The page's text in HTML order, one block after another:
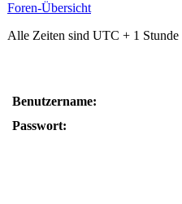
Foren-Übersicht
Alle Zeiten sind UTC + 1 Stunde
Benutzername:
Passwort: